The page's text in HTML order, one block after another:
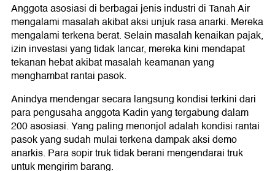
Anggota asosiasi di berbagai jenis industri di Tanah Air
mengalami masalah akibat aksi unjuk rasa anarki. Mereka
mengalami terkena berat. Selain masalah kenaikan pajak,
izin investasi yang tidak lancar, mereka kini mendapat
tekanan hebat akibat masalah keamanan yang
menghambat rantai pasok.
Anindya mendengar secara langsung kondisi terkini dari
para pengusaha anggota Kadin yang tergabung dalam
200 asosiasi. Yang paling menonjol adalah kondisi rantai
pasok yang sudah mulai terkena dampak aksi demo
anarkis. Para sopir truk tidak berani mengendarai truk
untuk mengirim barang.